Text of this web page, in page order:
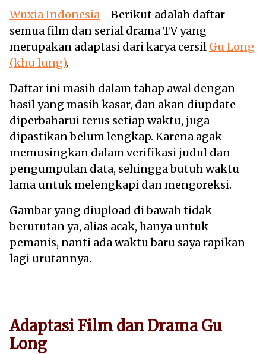
Wuxia Indonesia - Berikut adalah daftar
semua film dan serial drama TV yang
merupakan adaptasi dari karya cersil Gu Long
(khu lung).
Daftar ini masih dalam tahap awal dengan
hasil yang masih kasar, dan akan diupdate
diperbaharui terus setiap waktu, juga
dipastikan belum lengkap. Karena agak
memusingkan dalam verifikasi judul dan
pengumpulan data, sehingga butuh waktu
lama untuk melengkapi dan mengoreksi.
Gambar yang diupload di bawah tidak
berurutan ya, alias acak, hanya untuk
pemanis, nanti ada waktu baru saya rapikan
lagi urutannya.
Adaptasi Film dan Drama Gu
Long